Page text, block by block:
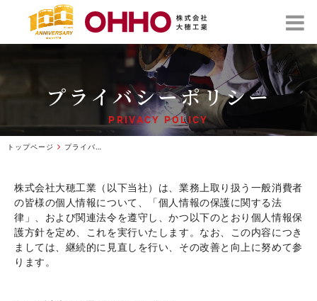
プライバシーポリシー
PRIVACY POLICY
トップページ プライバシーポリシー
株式会社大穂工業（以下当社）は、業務上取り扱う一般消費者
の皆様の個人情報について、「個人情報の保護に関する法
律」、および関連法令を遵守し、かつ以下のとおり個人情報保
護方針を定め、これを実行いたします。なお、この内容につき
ましては、継続的に見直しを行い、その改善と向上に努めて参
ります。